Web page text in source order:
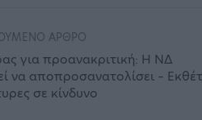
ΆΡΘΡΟ
για προανακριτική: Η ΝΔ
να αποπροσανατολίσει –
σε κίνδυνο